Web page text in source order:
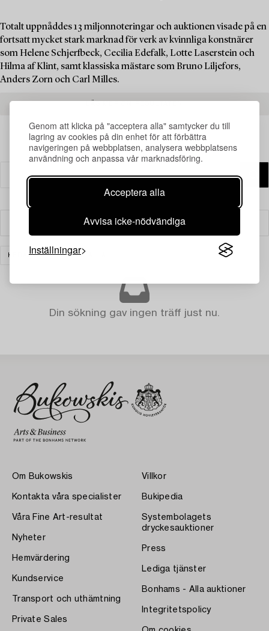
Genom att klicka på "acceptera alla" samtycker du till
lagring av cookies på din enhet för att förbättra
navigeringen på webbplatsen, analysera webbplatsens
användning och anpassa vår marknadsföring.
Acceptera alla
Avvisa icke-nödvändiga
Inställningar
Totalt uppnåddes 13 miljonnoteringar och auktionen visade på en
fortsatt mycket stark marknad för verk av kvinnliga konstnärer
som Helene Schjerfbeck, Cecilia Edefalk, Lotte Laserstein och
Hilma af Klint, samt klassiska mästare som Bruno Liljefors,
Anders Zorn och Carl Milles.
Filter
KERAMIK RENSA ALLA
Din sökning gav ingen träff just nu.
Om Bukowskis
Kontakta våra specialister
Våra Fine Art-resultat
Nyheter
Hemvärdering
Kundservice
Transport och uthämtning
Private Sales
Villkor
Bukipedia
Systembolagets
dryckesauktioner
Press
Lediga tjänster
Bonhams - Alla auktioner
Integritetspolicy